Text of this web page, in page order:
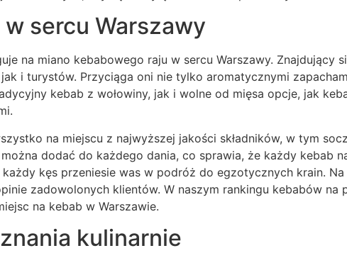
sercu Warszawy
na miano kebabowego raju w sercu Warszawy. Znajdujący
i turystów. Przyciąga oni nie tylko aromatycznymi
kebab z wołowiny, jak i wolne od mięsa opcje, jak
na miejscu z najwyższej jakości składników, w tym
dodać do każdego dania, co sprawia, że każdy kebab
kęs przeniesie was w podróż do egzotycznych krain.
zadowolonych klientów. W naszym rankingu kebabów na
na kebab w Warszawie.
kulinarnie